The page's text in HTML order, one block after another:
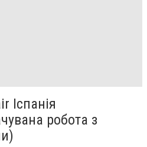
Іспанія
робота з